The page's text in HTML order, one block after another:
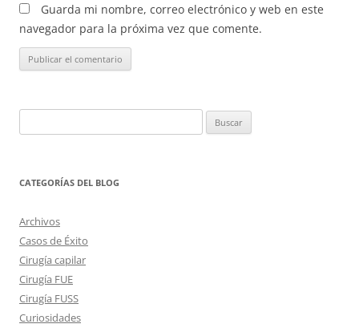
Guarda mi nombre, correo electrónico y web en este
navegador para la próxima vez que comente.
CATEGORÍAS DEL BLOG
Archivos
Casos de Éxito
Cirugía capilar
Cirugía FUE
Cirugía FUSS
Curiosidades